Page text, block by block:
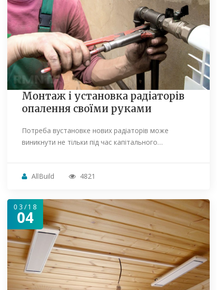
Монтаж і установка радіаторів
опалення своїми руками
Потреба вустановке нових радіаторів може
виникнути не тільки під час капітального…
AllBuild 4821
03/18
04